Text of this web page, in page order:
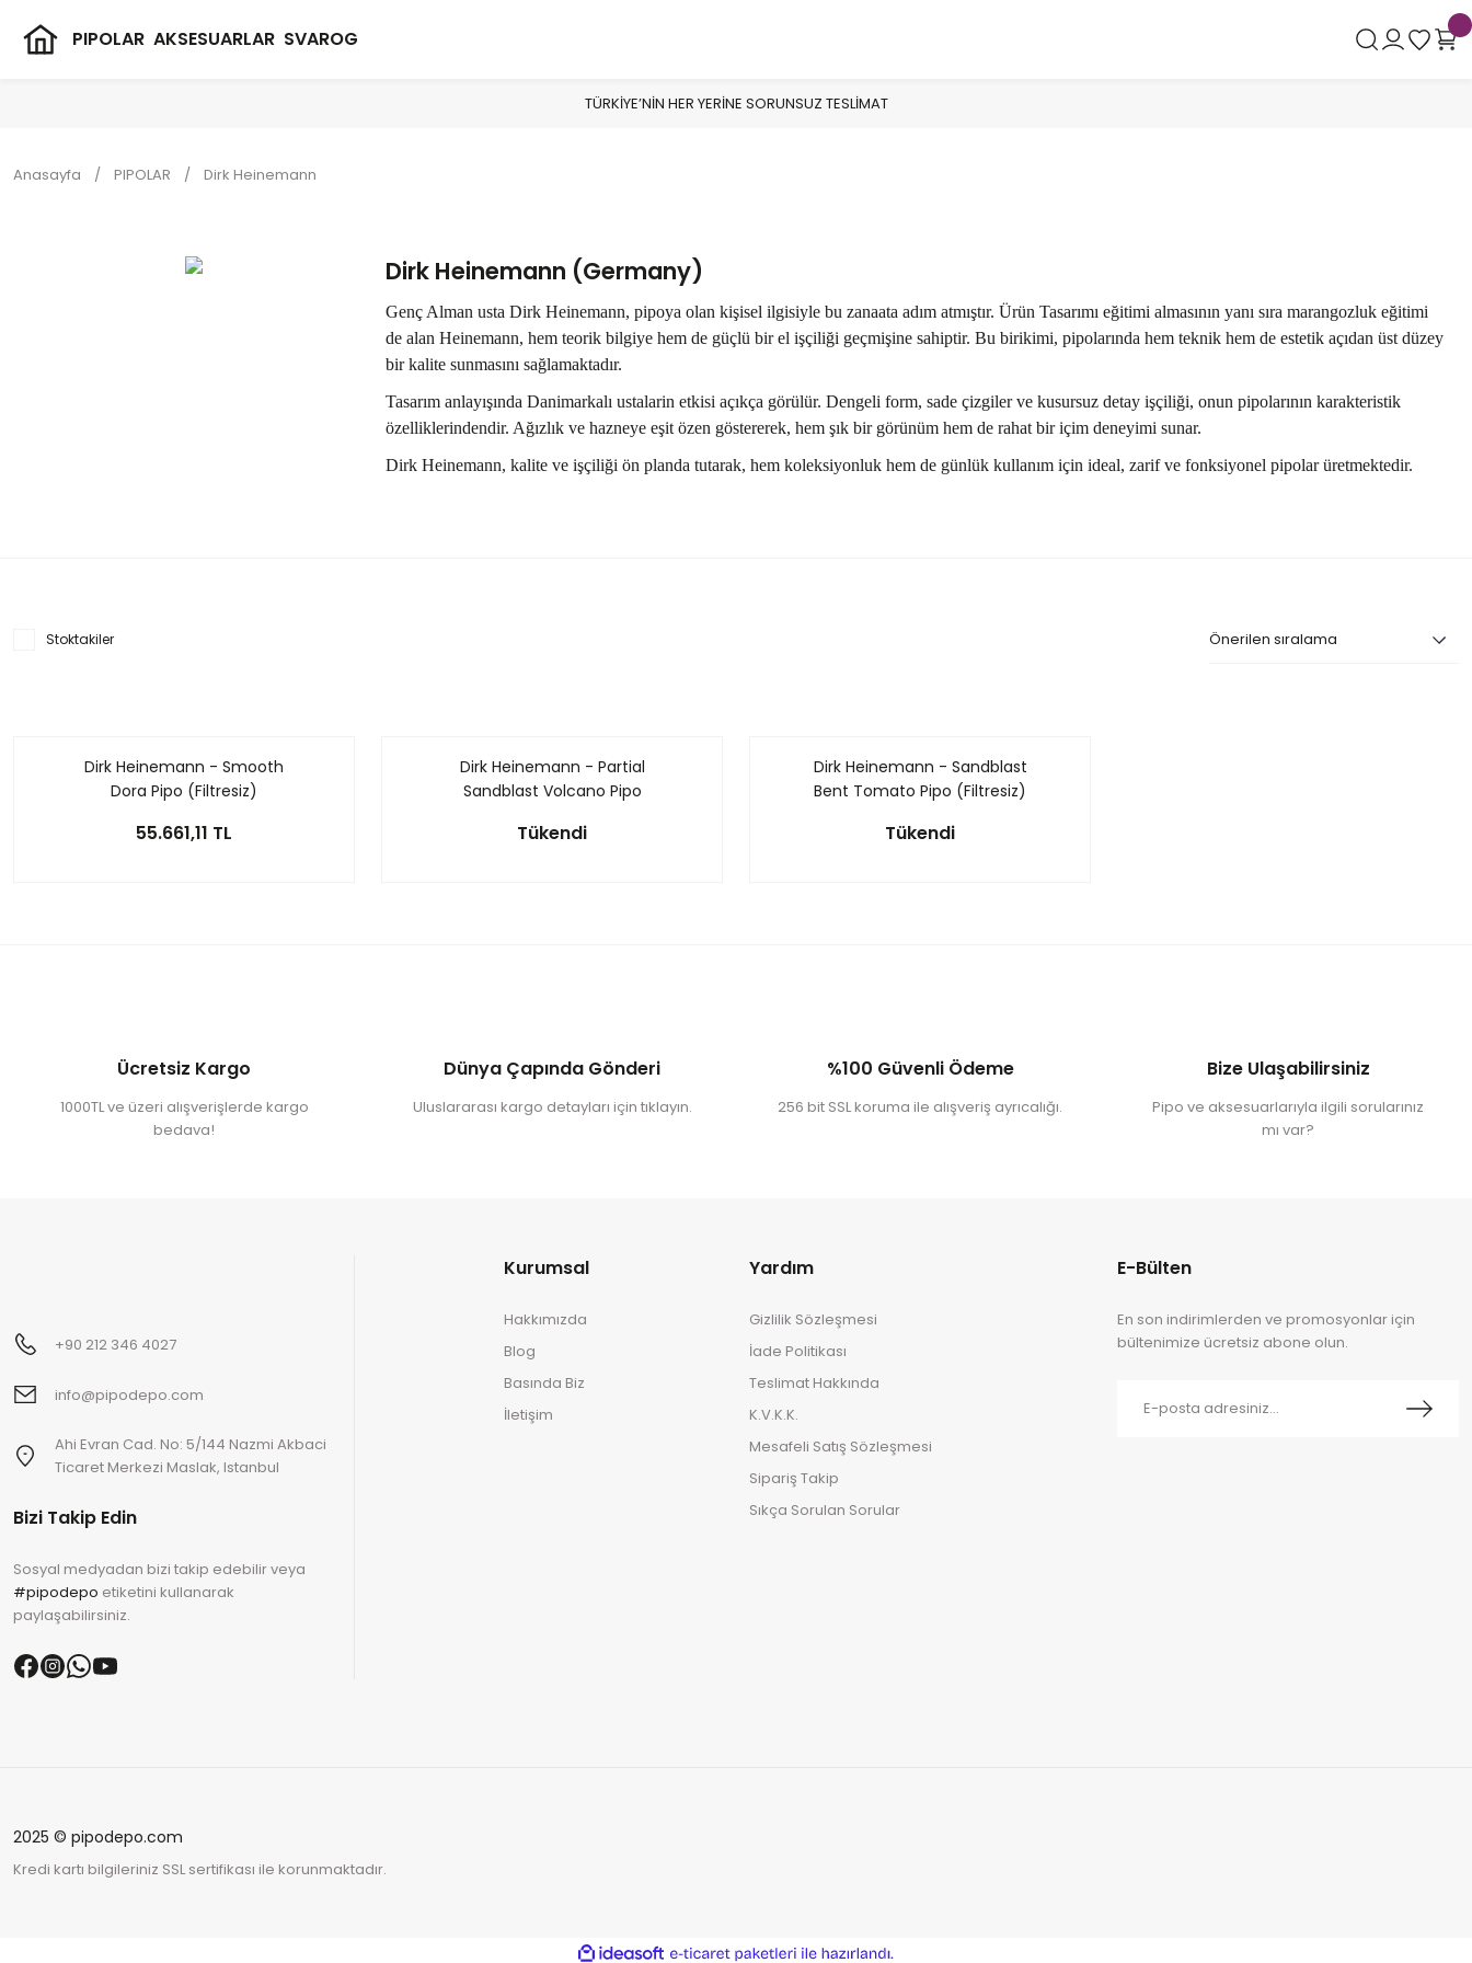
PIPOLAR AKSESUARLAR SVAROG
TÜRKİYE’NİN HER YERİNE SORUNSUZ TESLİMAT
Anasayfa PIPOLAR Dirk Heinemann
Dirk Heinemann (Germany)
Genç Alman usta Dirk Heinemann, pipoya olan kişisel ilgisiyle bu zanaata adım atmıştır. Ürün Tasarımı eğitimi almasının yanı sıra marangozluk eğitimi
de alan Heinemann, hem teorik bilgiye hem de güçlü bir el işçiliği geçmişine sahiptir. Bu birikimi, pipolarında hem teknik hem de estetik açıdan üst düzey
bir kalite sunmasını sağlamaktadır.
Tasarım anlayışında Danimarkalı ustalarin etkisi açıkça görülür. Dengeli form, sade çizgiler ve kusursuz detay işçiliği, onun pipolarının karakteristik
özelliklerindendir. Ağızlık ve hazneye eşit özen göstererek, hem şık bir görünüm hem de rahat bir içim deneyimi sunar.
Dirk Heinemann, kalite ve işçiliği ön planda tutarak, hem koleksiyonluk hem de günlük kullanım için ideal, zarif ve fonksiyonel pipolar üretmektedir.
Stoktakiler
Dirk Heinemann - Smooth
Dora Pipo (Filtresiz)
55.661,11 TL
Dirk Heinemann - Partial
Sandblast Volcano Pipo
Tükendi
Dirk Heinemann - Sandblast
Bent Tomato Pipo (Filtresiz)
Tükendi
Ücretsiz Kargo
1000TL ve üzeri alışverişlerde kargo
bedava!
Dünya Çapında Gönderi
Uluslararası kargo detayları için tıklayın.
%100 Güvenli Ödeme
256 bit SSL koruma ile alışveriş ayrıcalığı.
Bize Ulaşabilirsiniz
Pipo ve aksesuarlarıyla ilgili sorularınız
mı var?
+90 212 346 4027
info@pipodepo.com
Ahi Evran Cad. No: 5/144 Nazmi Akbaci
Ticaret Merkezi Maslak, Istanbul
Bizi Takip Edin
Sosyal medyadan bizi takip edebilir veya
#pipodepo etiketini kullanarak
paylaşabilirsiniz.
Kurumsal
Hakkımızda
Blog
Basında Biz
İletişim
Yardım
Gizlilik Sözleşmesi
İade Politikası
Teslimat Hakkında
K.V.K.K.
Mesafeli Satış Sözleşmesi
Sipariş Takip
Sıkça Sorulan Sorular
E-Bülten
En son indirimlerden ve promosyonlar için
bültenimize ücretsiz abone olun.
2025 © pipodepo.com
Kredi kartı bilgileriniz SSL sertifikası ile korunmaktadır.
ideasoft e-